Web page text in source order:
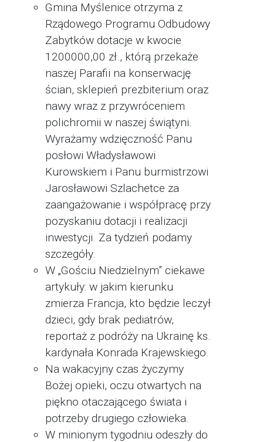
Gmina Myślenice otrzyma z
Rządowego Programu Odbudowy
Zabytków dotacje w kwocie
1200000,00 zł., którą przekaże
naszej Parafii na konserwację
ścian, sklepień prezbiterium oraz
nawy wraz z przywróceniem
polichromii w naszej świątyni.
Wyrażamy wdzięczność Panu
posłowi Władysławowi
Kurowskiem i Panu burmistrzowi
Jarosławowi Szlachetce za
zaangażowanie i współpracę przy
pozyskaniu dotacji i realizacji
inwestycji. Za tydzień podamy
szczegóły.
W „Gościu Niedzielnym” ciekawe
artykuły: w jakim kierunku
zmierza Francja, kto będzie leczył
dzieci, gdy brak pediatrów,
reportaż z podróży na Ukrainę ks.
kardynała Konrada Krajewskiego.
Na wakacyjny czas życzymy
Bożej opieki, oczu otwartych na
piękno otaczającego świata i
potrzeby drugiego człowieka.
W minionym tygodniu odeszły do